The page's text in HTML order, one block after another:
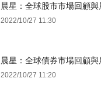
晨星：全球股市市場回顧與
2022/10/27 11:30
晨星：全球債券市場回顧與
2022/10/27 11:20